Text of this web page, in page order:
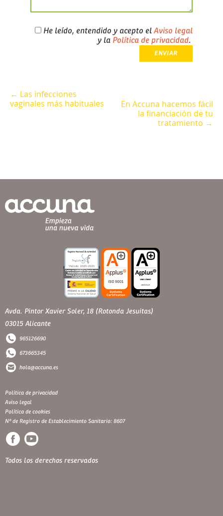
He leído, entendido y acepto elAviso legal
y la Política de privacidad.
← Las infecciones
vaginales más habituales
En Accuna hacemos fácil
la financiación de tu
tratamiento →
Avda. Pintor Xavier Soler, 18 (Rotonda Jesuitas)
03015 Alicante
965126690
673665345
hola@accuna.es
Política de privacidad
Aviso legal
Política de cookies
Nº de Registro de Establecimiento Sanitario: 8607
Todos los derechos reservados